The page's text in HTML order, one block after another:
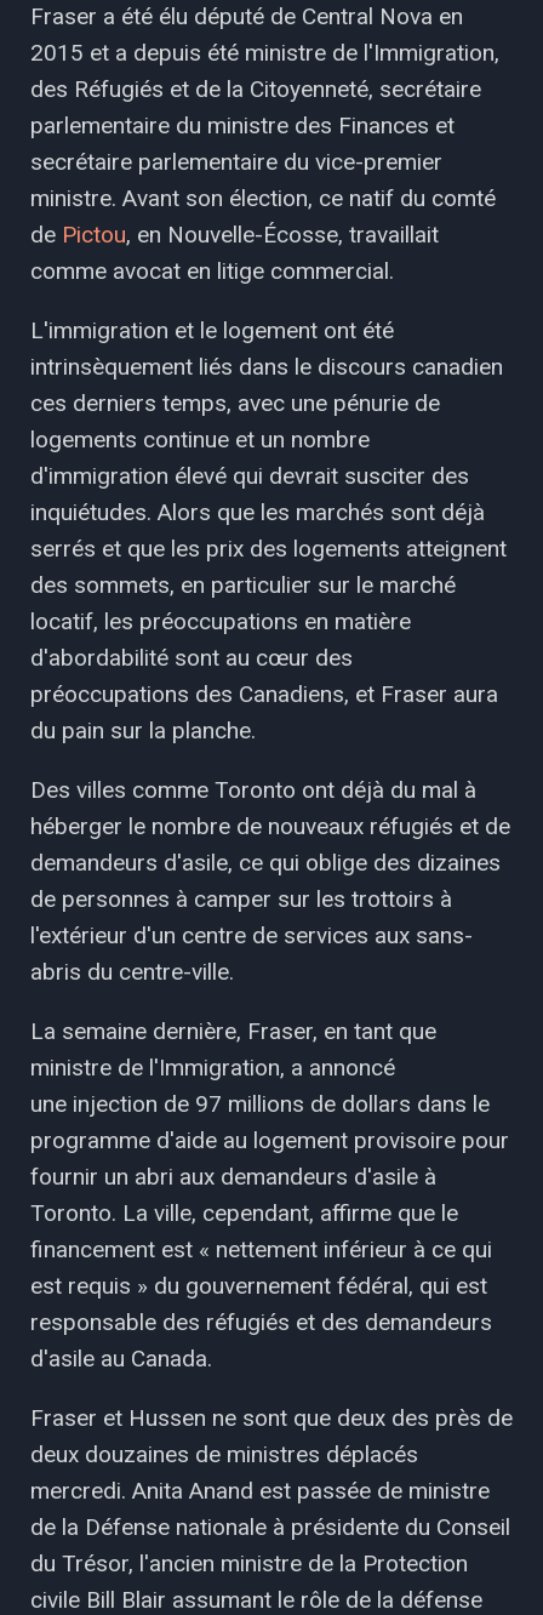
Fraser a été élu député de Central Nova en
2015 et a depuis été ministre de l'Immigration,
des Réfugiés et de la Citoyenneté, secrétaire
parlementaire du ministre des Finances et
secrétaire parlementaire du vice-premier
ministre. Avant son élection, ce natif du comté
de Pictou, en Nouvelle-Écosse, travaillait
comme avocat en litige commercial.
L'immigration et le logement ont été
intrinsèquement liés dans le discours canadien
ces derniers temps, avec une pénurie de
logements continue et un nombre
d'immigration élevé qui devrait susciter des
inquiétudes. Alors que les marchés sont déjà
serrés et que les prix des logements atteignent
des sommets, en particulier sur le marché
locatif, les préoccupations en matière
d'abordabilité sont au cœur des
préoccupations des Canadiens, et Fraser aura
du pain sur la planche.
Des villes comme Toronto ont déjà du mal à
héberger le nombre de nouveaux réfugiés et de
demandeurs d'asile, ce qui oblige des dizaines
de personnes à camper sur les trottoirs à
l'extérieur d'un centre de services aux sans-
abris du centre-ville.
La semaine dernière, Fraser, en tant que
ministre de l'Immigration, a annoncé
une injection de 97 millions de dollars dans le
programme d'aide au logement provisoire pour
fournir un abri aux demandeurs d'asile à
Toronto. La ville, cependant, affirme que le
financement est « nettement inférieur à ce qui
est requis » du gouvernement fédéral, qui est
responsable des réfugiés et des demandeurs
d'asile au Canada.
Fraser et Hussen ne sont que deux des près de
deux douzaines de ministres déplacés
mercredi. Anita Anand est passée de ministre
de la Défense nationale à présidente du Conseil
du Trésor, l'ancien ministre de la Protection
civile Bill Blair assumant le rôle de la défense